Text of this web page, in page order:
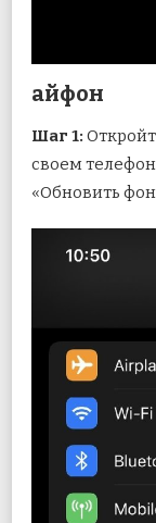
айфон
Шаг 1:
своем
«Обновить